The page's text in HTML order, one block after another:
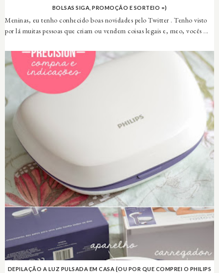
BOLSAS SIGA, PROMOÇÃO E SORTEIO =)
Meninas, eu tenho conhecido boas novidades pelo Twitter . Tenho visto
por lá muitas pessoas que criam ou vendem coisas legais e, meo, vocês ...
DEPILAÇÃO A LUZ PULSADA EM CASA {OU POR QUE COMPREI O PHILIPS